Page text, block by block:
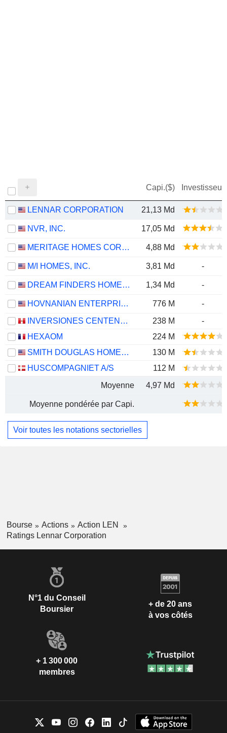
Capi.($) Investisseur
LENNAR CORPORATION 21,13 Md
NVR, INC. 17,05 Md
MERITAGE HOMES CORPORATION 4,88 Md
M/I HOMES, INC. 3,81 Md -
DREAM FINDERS HOMES, INC. 1,34 Md -
HOVNANIAN ENTERPRISES, INC. 776 M
-
INVERSIONES CENTENARIO S.A.A.
238 M
-
HEXAOM
224 M
SMITH DOUGLAS HOMES CORP.
130 M
HUSCOMPAGNIET A/S
112 M
Moyenne
4,97 Md
Moyenne pondérée par Capi.
Voir toutes les notations sectorielles
Bourse Actions
Action LEN
Ratings Lennar Corporation
N°1 du Conseil
Boursier
+ de 20 ans
à vos côtés
+ 1 300 000
membres